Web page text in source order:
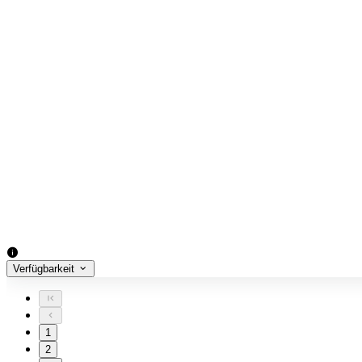
Verfügbarkeit
1
2